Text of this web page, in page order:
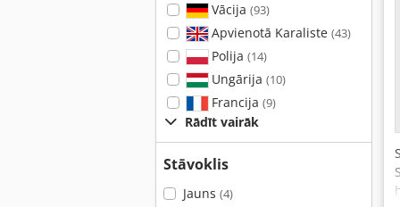
Vācija (93)
Apvienotā Karaliste (43)
Polija (14)
Ungārija (10)
Francija (9)
Rādīt vairāk
Stāvoklis
Jauns (4)